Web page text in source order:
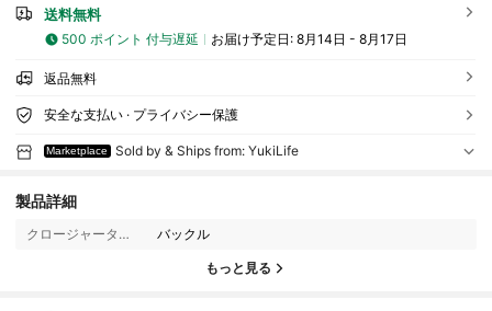
送料無料
500 ポイント 付与遅延 お届け予定日: 8月14日 - 8月17日
返品無料
安全な支払い · プライバシー保護
Marketplace Sold by & Ships from: YukiLife
製品詳細
クロージャータイプ: バックル
もっと見る
53 フォロワー